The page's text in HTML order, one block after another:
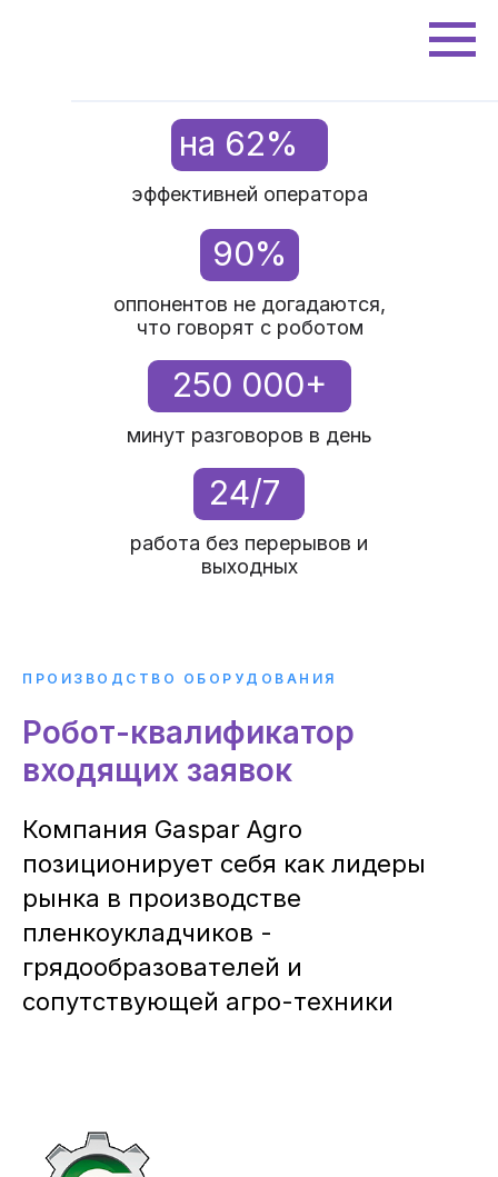
на 62%
эффективней оператора
250 000+
минут разговоров в день
90%
оппонентов не догадаются,
что говорят с роботом
24/7
работа без перерывов и
выходных
ПРОИЗВОДСТВО ОБОРУДОВАНИЯ
Робот-квалификатор
входящих заявок
Компания Gaspar Agro
позиционирует себя как лидеры
рынка в производстве
пленкоукладчиков -
грядообразователей и
сопутствующей агро-техники